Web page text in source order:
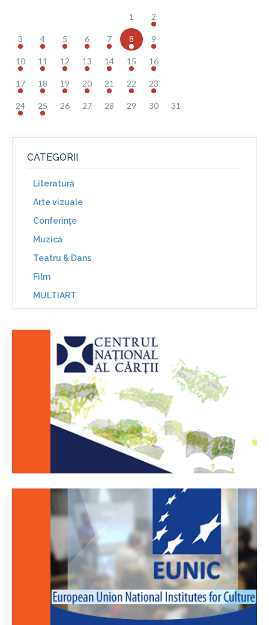
1 2
3 4 5 6 7 8 9
10 11 12 13 14 15 16
17 18 19 20 21 22 23
24 25 26 27 28 29 30 31
CATEGORII
Literatură
Arte vizuale
Conferinţe
Muzică
Teatru & Dans
Film
MULTIART